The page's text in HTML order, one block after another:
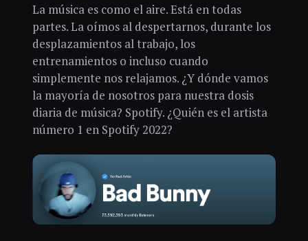
La música es como el aire. Está en todas
partes. La oímos al despertarnos, durante los
desplazamientos al trabajo, los
entrenamientos o incluso cuando
simplemente nos relajamos. ¿Y dónde vamos
la mayoría de nosotros para nuestra dosis
diaria de música? Spotify. ¿Quién es el artista
número 1 en Spotify 2022?